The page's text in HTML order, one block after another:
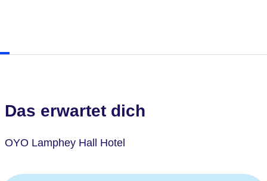
Das erwartet dich
OYO Lamphey Hall Hotel